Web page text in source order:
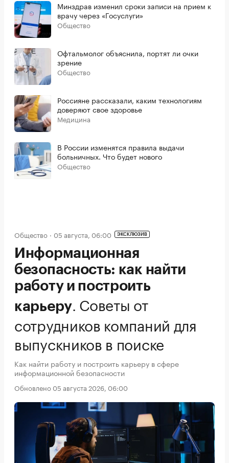
Минздрав изменил сроки записи на прием к
врачу через «Госуслуги»
Общество
Офтальмолог объяснила, портят ли очки
зрение
Общество
Россияне рассказали, каким технологиям
доверяют свое здоровье
Медицина
В России изменятся правила выдачи
больничных. Что будет нового
Общество
Общество 05 августа, 06:00 ЭКСКЛЮЗИВ
Информационная
безопасность: как найти
работу и построить
карьеру. Советы от
сотрудников компаний для
выпускников в поиске
Как найти работу и построить карьеру в сфере
информационной безопасности
Обновлено 05 августа 2026, 06:00